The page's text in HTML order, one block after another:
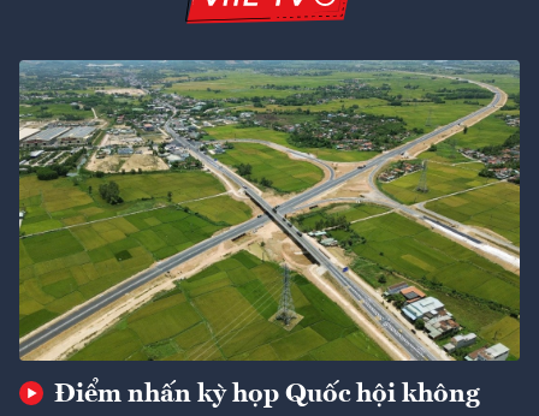
Điểm nhấn kỳ họp Quốc hội không